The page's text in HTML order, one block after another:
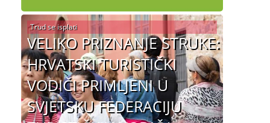
VELIKO PRIZNANJE STRUKE:
HRVATSKI TURISTIČKI
VODIČI PRIMLJENI U
SVJETSKU FEDERACIJU
Trud se isplati